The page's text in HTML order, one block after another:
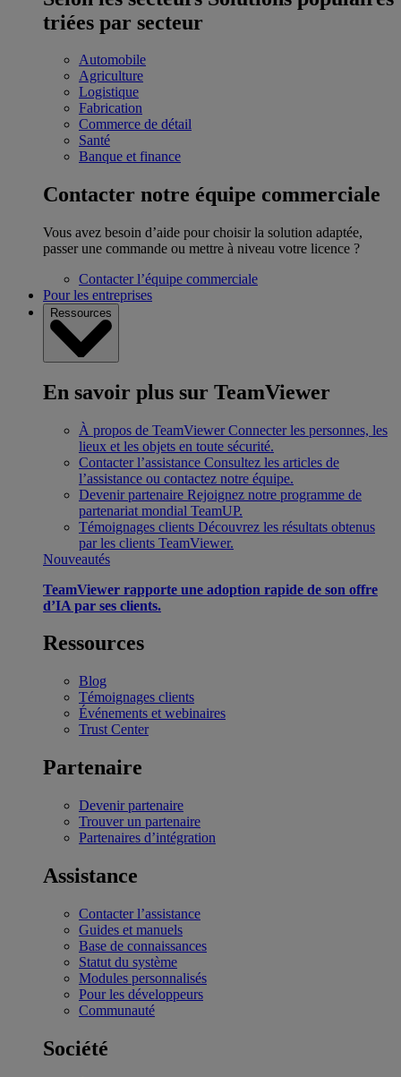
triées par secteur
Automobile
Agriculture
Logistique
Fabrication
Commerce de détail
Santé
Banque et finance
Contacter notre équipe commerciale
Vous avez besoin d’aide pour choisir la solution adaptée,
passer une commande ou mettre à niveau votre licence ?
Contacter l’équipe commerciale
Pour les entreprises
Ressources
En savoir plus sur TeamViewer
À propos de TeamViewer Connecter les personnes, les
lieux et les objets en toute sécurité.
Contacter l’assistance Consultez les articles de
l’assistance ou contactez notre équipe.
Devenir partenaire Rejoignez notre programme de
partenariat mondial TeamUP.
Témoignages clients Découvrez les résultats obtenus
par les clients TeamViewer.
Nouveautés
TeamViewer rapporte une adoption rapide de son offre
d’IA par ses clients.
Ressources
Blog
Témoignages clients
Événements et webinaires
Trust Center
Partenaire
Devenir partenaire
Trouver un partenaire
Partenaires d’intégration
Assistance
Contacter l’assistance
Guides et manuels
Base de connaissances
Statut du système
Modules personnalisés
Pour les développeurs
Communauté
Société